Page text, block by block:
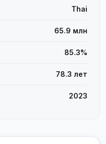
Thai
65.9 млн
85.3%
78.3 лет
2023